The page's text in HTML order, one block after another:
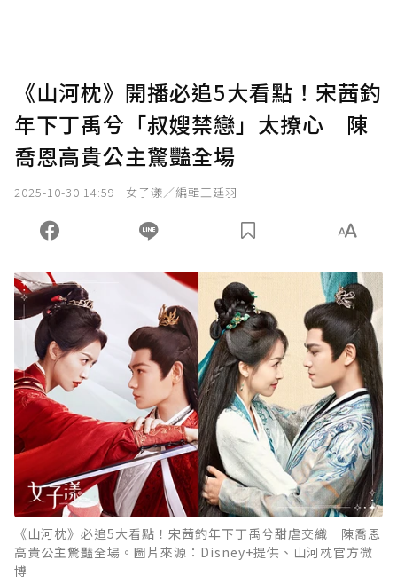
《山河枕》開播必追5大看點！宋茜釣
年下丁禹兮「叔嫂禁戀」太撩心 陳
喬恩高貴公主驚豔全場
2025-10-30 14:59 女子漾／編輯王廷羽
《山河枕》必追5大看點！宋茜釣年下丁禹兮甜虐交織 陳喬恩
高貴公主驚豔全場。圖片來源：Disney+提供、山河枕官方微
博